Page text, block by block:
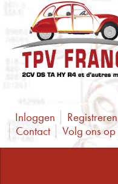
Inloggen Registreren
Contact
Volg ons op